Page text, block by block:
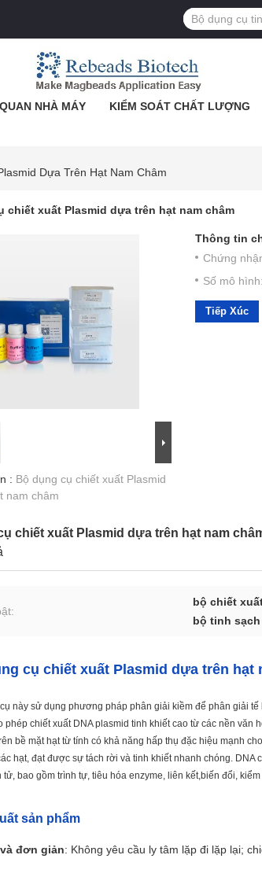
NHÀ MÁY KIỂM SOÁT CHẤT LƯỢNG
Dựa Trên Hạt Nam Châm
chiết xuất Plasmid dựa trên hạt nam châm
: Bộ dụng cụ chiết xuất Plasmid
nam châm
Thông tin
Chứng
Số mô hình:
Tiếp Xúc
chiết xuất Plasmid dựa trên hạt nam
bộ chiết
bộ tinh
cụ chiết xuất Plasmid dựa trên hạt
này sử dụng phương pháp phân giải kiềm để phân giải
phép chiết xuất DNA plasmid tinh khiết cao từ các nền
bề mặt hạt từ tính có khả năng hấp thụ đặc hiệu mạnh
hạt, đạt được sự tách rời và tinh khiết nhanh chóng.
tử, bao gồm trình tự, tiêu hóa enzyme, liên kết,biến đổi,
sản phẩm
đơn giản: Không yêu cầu ly tâm lặp đi lặp lại;